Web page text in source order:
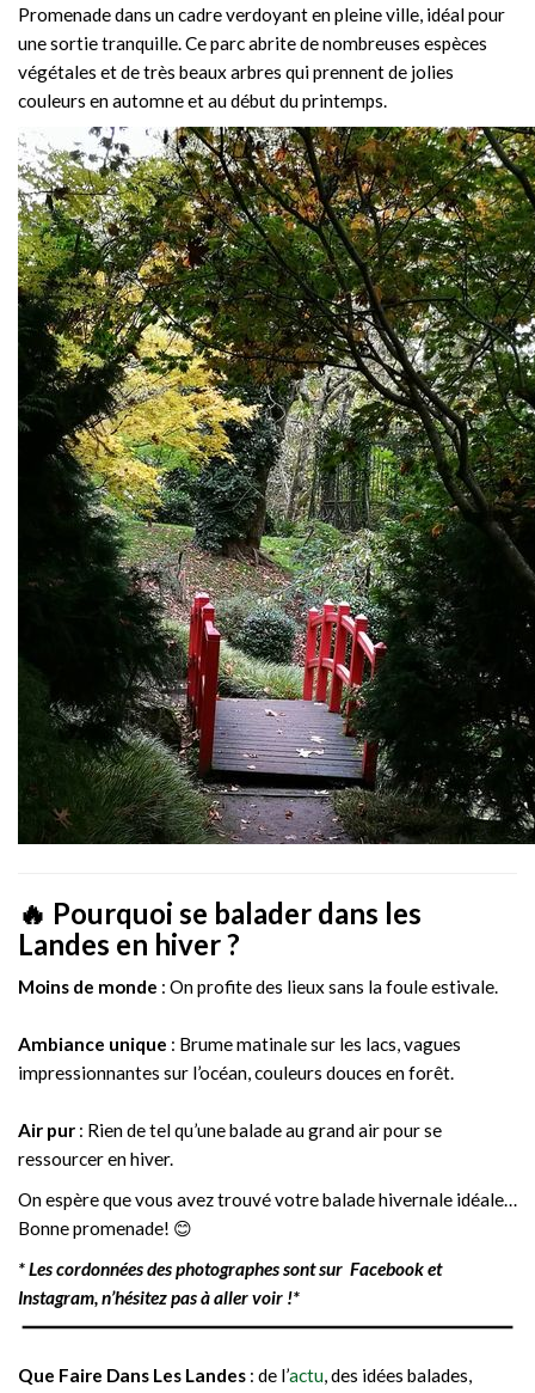
Promenade dans un cadre verdoyant en pleine ville, idéal pour
une sortie tranquille. Ce parc abrite de nombreuses espèces
végétales et de très beaux arbres qui prennent de jolies
couleurs en automne et au début du printemps.
🔥 Pourquoi se balader dans les
Landes en hiver ?
Moins de monde : On profite des lieux sans la foule estivale.
Ambiance unique : Brume matinale sur les lacs, vagues
impressionnantes sur l’océan, couleurs douces en forêt.
Air pur : Rien de tel qu’une balade au grand air pour se
ressourcer en hiver.
On espère que vous avez trouvé votre balade hivernale idéale…
Bonne promenade! 😊
* Les cordonnées des photographes sont sur Facebook et
Instagram, n’hésitez pas à aller voir !*
Que Faire Dans Les Landes : de l’actu, des idées balades,